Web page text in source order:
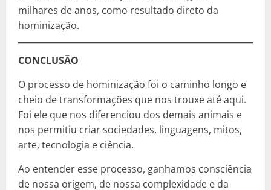
milhares de anos, como resultado direto da
hominização.
CONCLUSÃO
O processo de hominização foi o caminho longo e
cheio de transformações que nos trouxe até aqui.
Foi ele que nos diferenciou dos demais animais e
nos permitiu criar sociedades, linguagens, mitos,
arte, tecnologia e ciência.
Ao entender esse processo, ganhamos consciência
de nossa origem, de nossa complexidade e da